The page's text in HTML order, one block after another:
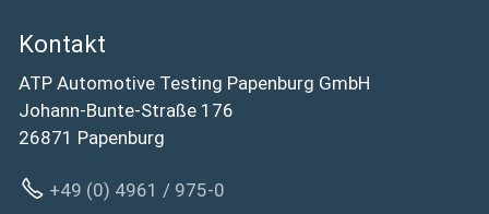
Kontakt
ATP Automotive Testing Papenburg GmbH
Johann-Bunte-Straße 176
26871 Papenburg
+49 (0) 4961 / 975-0